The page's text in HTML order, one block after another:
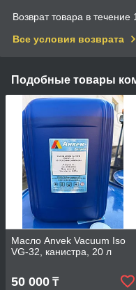
Возврат товара в
Все условия возврата
Подобные товары
Масло Anvek Vacuum Iso
VG-32, канистра, 20 л
50 000 ₸